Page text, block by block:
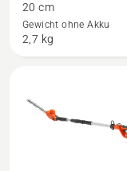
P4A
Aspire®
mit
20 cm
Gewicht ohne Akku
2,7 kg